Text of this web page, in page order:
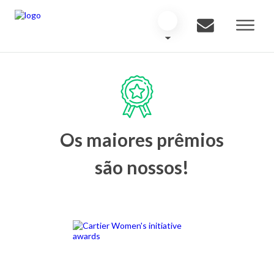
Os maiores prêmios
são nossos!